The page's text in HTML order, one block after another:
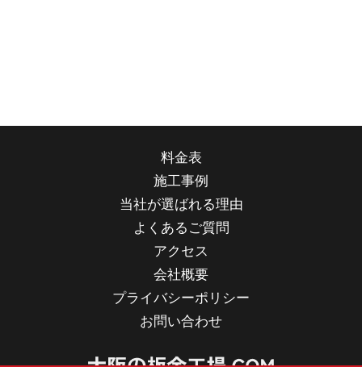
料金表
施工事例
当社が選ばれる理由
よくあるご質問
アクセス
会社概要
プライバシーポリシー
お問い合わせ